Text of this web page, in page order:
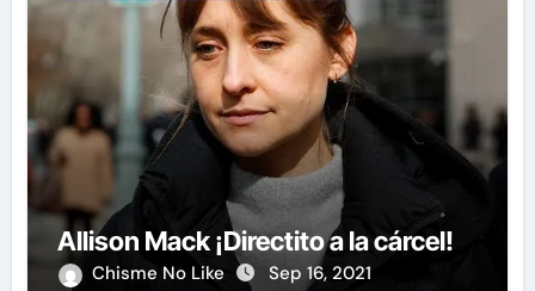
Allison Mack ¡Directito a la cárcel!
Chisme No Like Sep 16, 2021